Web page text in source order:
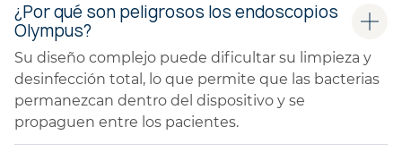
¿Por qué son peligrosos los endoscopios
Olympus?
Su diseño complejo puede dificultar su limpieza y
desinfección total, lo que permite que las bacterias
permanezcan dentro del dispositivo y se
propaguen entre los pacientes.